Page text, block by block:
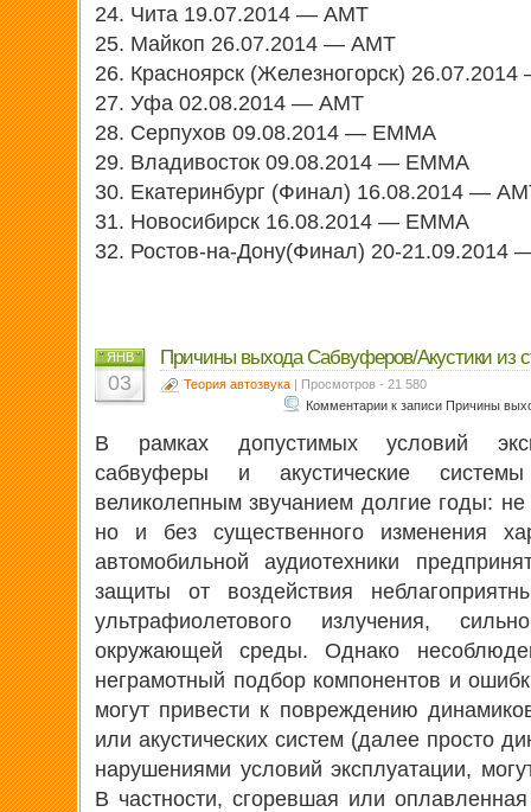
24. Чита 19.07.2014 — АМТ
25. Майкоп 26.07.2014 — АМТ
26. Красноярск (Железногорск)
27. Уфа 02.08.2014 — АМТ
28. Серпухов 09.08.2014 — EMMA
29. Владивосток 09.08.2014 — EMMA
30. Екатеринбург (Финал) 16.08.2014 —
31. Новосибирск 16.08.2014 — EMMA
32. Ростов-на-Дону(Финал) 20-21.09.2014
ЯНВ
03
Причины выхода Сабвуферов/Акустики из
Теория автозвука | Просмотров - 21 580
Комментарии к записи Причины
В рамках допустимых условий
сабвуферы и акустические
великолепным звучанием долгие годы:
но и без существенного изменения
автомобильной аудиотехники
защиты от воздействия
ультрафиолетового излучения,
окружающей среды. Однако
неграмотный подбор компонентов и
могут привести к повреждению
или акустических систем (далее просто
нарушениями условий эксплуатации,
В частности, сгоревшая или